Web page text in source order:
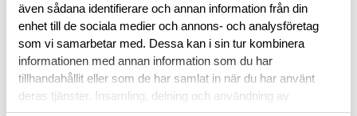
även sådana identifierare och annan information från din
enhet till de sociala medier och annons- och analysföretag
som vi samarbetar med. Dessa kan i sin tur kombinera
informationen med annan information som du har
tillhandahållit eller som de har samlat in när du har använt
deras tjänster. Insamling, delning och användning av
personuppgifter kan användas för personalisering av
OM VARUMÄRKET
HÄNGSLEN